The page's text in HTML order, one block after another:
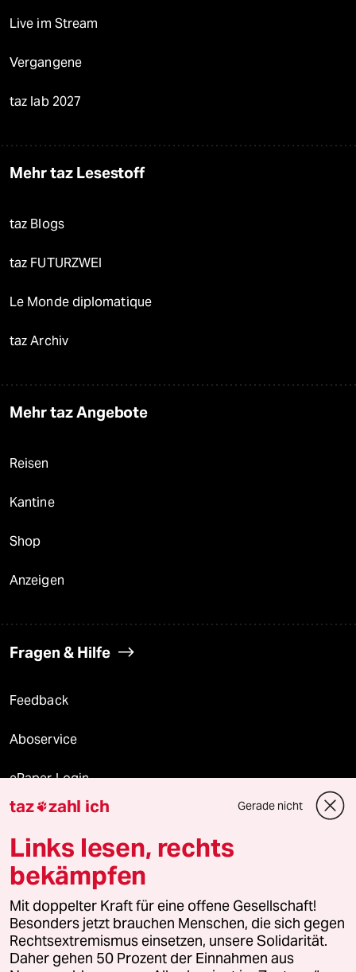
Live im Stream
Vergangene
taz lab 2027
Mehr taz Lesestoff
taz Blogs
taz FUTURZWEI
Le Monde diplomatique
taz Archiv
Mehr taz Angebote
Reisen
Kantine
Shop
Anzeigen
Fragen & Hilfe
Feedback
Aboservice
ePaper Login
Downloads für Abonnierende
© 2026 taz Verlags und Vertriebs GmbH
Alle Rechte vorbehalten. Bei rechtlichen Fragen oder für Genehmigungen
wenden Sie sich bitte an
lizenzen@taz.de
Feedback Redaktionsstatut Kommune-Richtlinien
taz zahl ich Gerade nicht
Links lesen, rechts
bekämpfen
Mit doppelter Kraft für eine offene Gesellschaft!
Besonders jetzt brauchen Menschen, die sich gegen
Rechtsextremismus einsetzen, unsere Solidarität.
Daher gehen 50 Prozent der Einnahmen aus